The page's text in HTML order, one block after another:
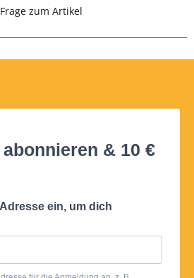
Frage zum Artikel